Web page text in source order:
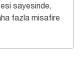
sayesinde,
fazla misafire